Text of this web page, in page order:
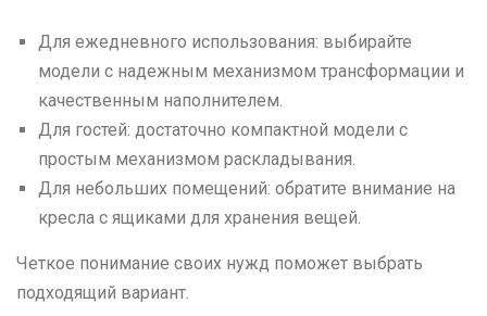
Для ежедневного использования: выбирайте
модели с надежным механизмом трансформации и
качественным наполнителем.
Для гостей: достаточно компактной модели с
простым механизмом раскладывания.
Для небольших помещений: обратите внимание на
кресла с ящиками для хранения вещей.
Четкое понимание своих нужд поможет выбрать
подходящий вариант.